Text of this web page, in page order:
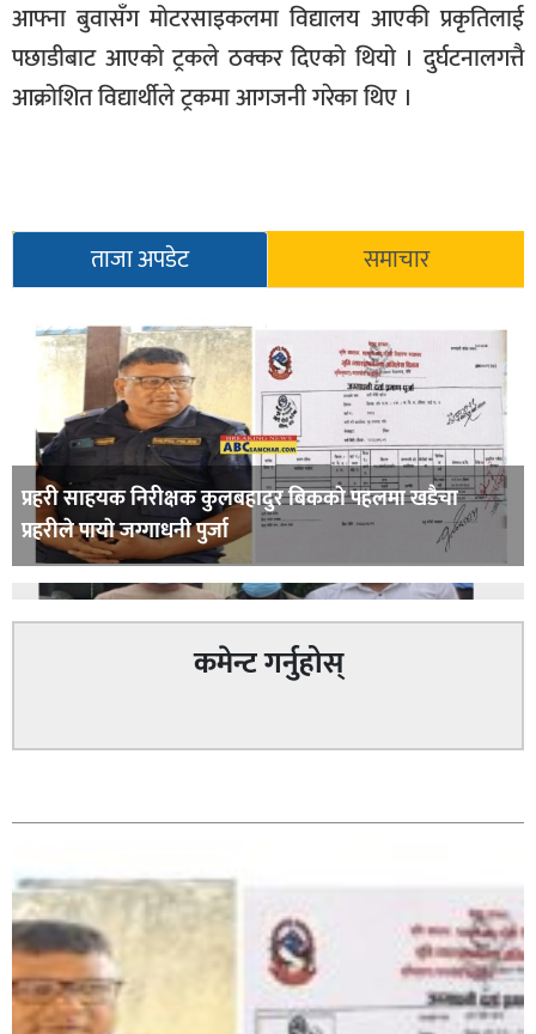
आफ्ना बुवासँग मोटरसाइकलमा विद्यालय आएकी प्रकृतिलाई
पछाडीबाट आएको ट्रकले ठक्कर दिएको थियो । दुर्घटनालगत्तै
आक्रोशित विद्यार्थीले ट्रकमा आगजनी गरेका थिए ।
ताजा अपडेट समाचार
प्रहरी साहयक निरीक्षक कुलबहादुर बिककाे पहलमा खडैचा
प्रहरीले पायाे जग्गाधनी पुर्जा
कमेन्ट गर्नुहोस्